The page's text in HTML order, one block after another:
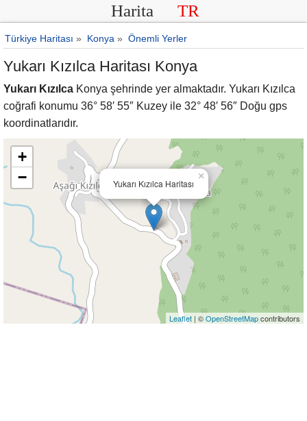
Harita TR
Türkiye Haritası » Konya » Önemli Yerler
Yukarı Kızılca Haritası Konya
Yukarı Kızılca Konya şehrinde yer almaktadır. Yukarı Kızılca
coğrafi konumu 36° 58′ 55″ Kuzey ile 32° 48′ 56″ Doğu gps
koordinatlarıdır.
Yukarı Kızılca Haritası
×
+
−
Leaflet | ©OpenStreetMapcontributors